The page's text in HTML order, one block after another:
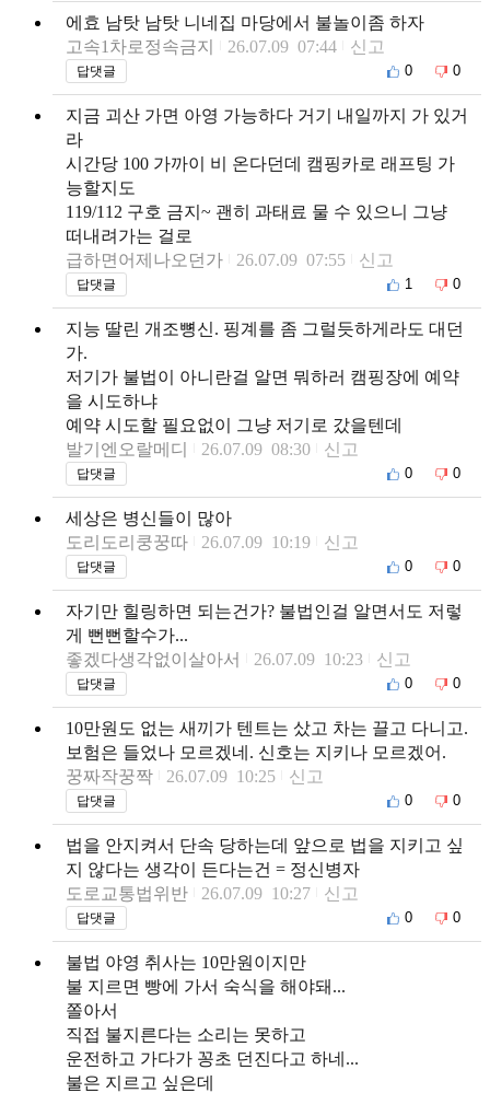
에효 남탓 남탓 니네집 마당에서 불놀이좀 하자
고속1차로정속금지
26.07.09 07:44 신고
답댓글 0 0
지금 괴산 가면 아영 가능하다 거기 내일까지 가 있거
라
시간당 100 가까이 비 온다던데 캠핑카로 래프팅 가
능할지도
119/112 구호 금지~ 괜히 과태료 물 수 있으니 그냥
떠내려가는 걸로
급하면어제나오던가
26.07.09 07:55 신고
답댓글 1 0
지능 딸린 개조뼝신. 핑계를 좀 그럴듯하게라도 대던
가.
저기가 불법이 아니란걸 알면 뭐하러 캠핑장에 예약
을 시도하냐
예약 시도할 필요없이 그냥 저기로 갔을텐데
발기엔오랄메디
26.07.09 08:30 신고
답댓글 0 0
세상은 병신들이 많아
도리도리쿵꿍따
26.07.09 10:19 신고
답댓글 0 0
자기만 힐링하면 되는건가? 불법인걸 알면서도 저렇
게 뻔뻔할수가...
좋겠다생각없이살아서
26.07.09 10:23 신고
답댓글 0 0
10만원도 없는 새끼가 텐트는 샀고 차는 끌고 다니고.
보험은 들었나 모르겠네. 신호는 지키나 모르겠어.
꿍짜작꿍짝
26.07.09 10:25 신고
답댓글 0 0
법을 안지켜서 단속 당하는데 앞으로 법을 지키고 싶
지 않다는 생각이 든다는건 = 정신병자
도로교통법위반
26.07.09 10:27 신고
답댓글 0 0
불법 야영 취사는 10만원이지만
불 지르면 빵에 가서 숙식을 해야돼...
쫄아서
직접 불지른다는 소리는 못하고
운전하고 가다가 꽁초 던진다고 하네...
불은 지르고 싶은데